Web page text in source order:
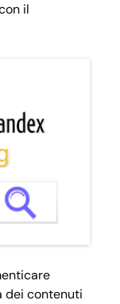
il
dei contenuti